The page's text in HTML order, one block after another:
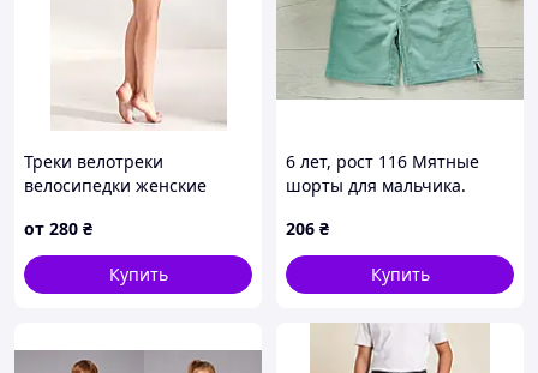
Треки велотреки
велосипедки женские
эластик белые. Размеры с
38 по 48.
от 280 ₴
Купить
6 лет, рост 116 Мятные
шорты для мальчика.
206 ₴
Купить